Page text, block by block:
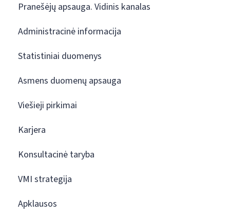
Pranešėjų apsauga. Vidinis kanalas
Administracinė informacija
Statistiniai duomenys
Asmens duomenų apsauga
Viešieji pirkimai
Karjera
Konsultacinė taryba
VMI strategija
Apklausos